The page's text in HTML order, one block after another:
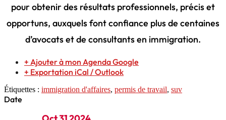
pour obtenir des résultats professionnels, précis et
opportuns, auxquels font confiance plus de centaines
d’avocats et de consultants en immigration.
+ Ajouter à mon Agenda Google
+ Exportation iCal / Outlook
Étiquettes : immigration d'affaires, permis de travail, suv
Date